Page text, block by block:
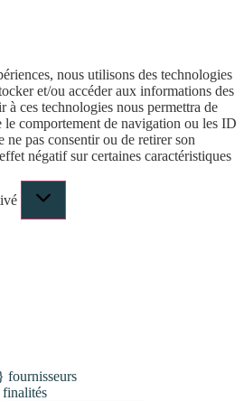
nous utilisons des technologies
et/ou accéder aux informations des
à ces technologies nous permettra de
le comportement de navigation ou les ID
ne pas consentir ou de retirer son
négatif sur certaines caractéristiques
fournisseurs
finalités